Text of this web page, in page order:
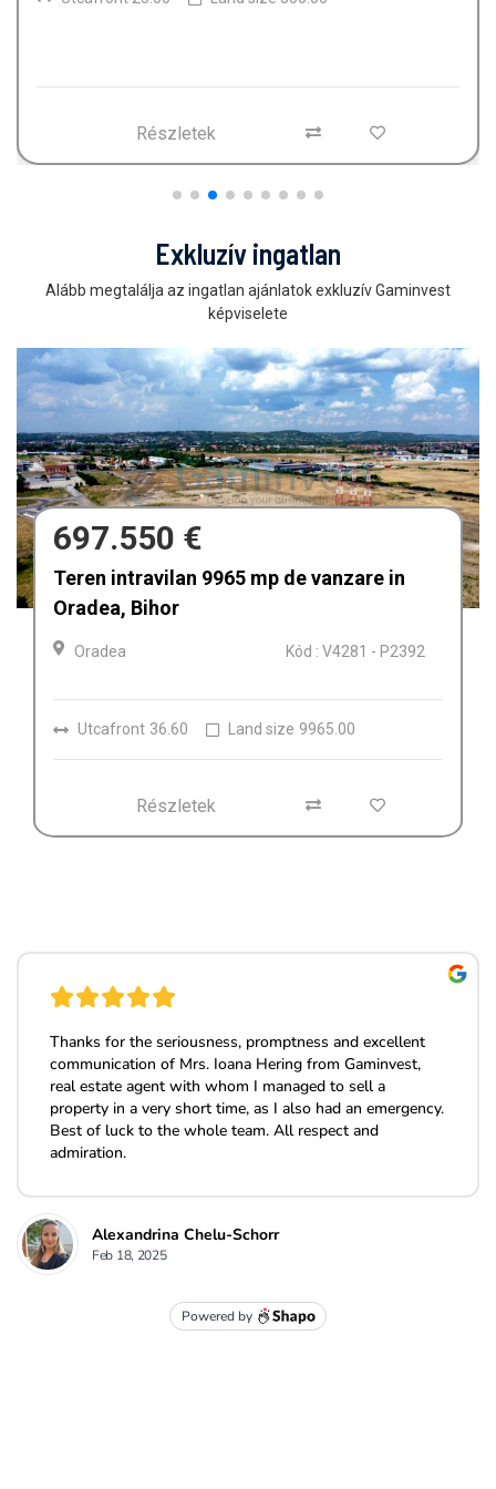
Részletek
Exkluzív ingatlan
Alább megtalálja az ingatlan ajánlatok exkluzív Gaminvest
képviselete
680.000 €
Afacere la cheie de vânzare Fabrica de
Textile in Dolj, Romania
Craiova Kód : V4212